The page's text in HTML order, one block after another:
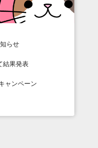
らせ
結果発表
ャンペーン